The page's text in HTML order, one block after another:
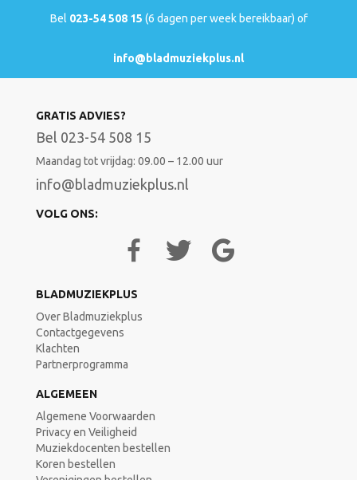
Bel 023-54 508 15 (6 dagen per week bereikbaar) of
info@bladmuziekplus.nl
GRATIS ADVIES?
Bel 023-54 508 15
Maandag tot vrijdag: 09.00 – 12.00 uur
info@bladmuziekplus.nl
VOLG ONS:
BLADMUZIEKPLUS
Over Bladmuziekplus
Contactgegevens
Klachten
Partnerprogramma
ALGEMEEN
Algemene Voorwaarden
Privacy en Veiligheid
Muziekdocenten bestellen
Koren bestellen